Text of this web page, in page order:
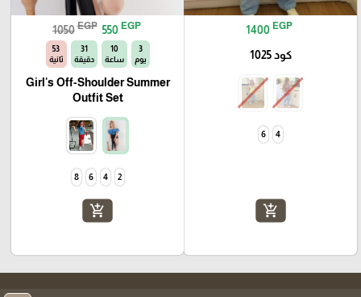
1400 EGP
كود 1025
4
6
add_shopping_cart
1050 EGP 550 EGP
3
يوم
10
ساعة
31
دقيقة
52
ثانية
Girl's Off-Shoulder Summer
Outfit Set
2
4
6
8
add_shopping_cart